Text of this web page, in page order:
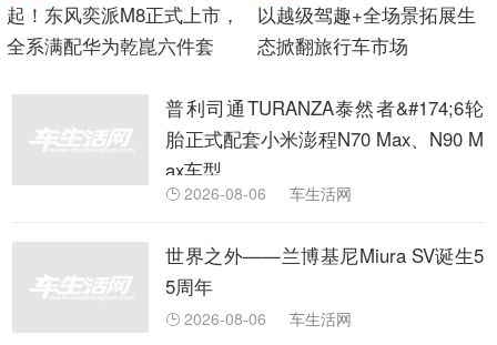
起！东风奕派M8正式上市，
全系满配华为乾崑六件套
以越级驾趣+全场景拓展生
态掀翻旅行车市场
普利司通TURANZA泰然者&#174;6轮
胎正式配套小米澎程N70 Max、N90 M
ax车型
 2026-08-06 车生活网
世界之外——兰博基尼Miura SV诞生5
5周年
 2026-08-06 车生活网